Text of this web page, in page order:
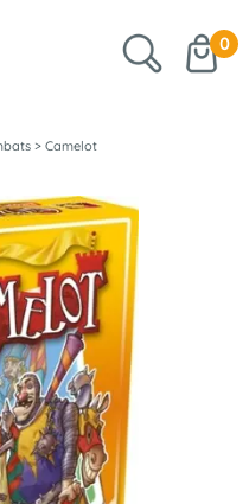
0
> Camelot